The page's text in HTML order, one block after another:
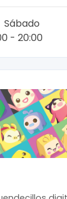
Sábado
- 20:00